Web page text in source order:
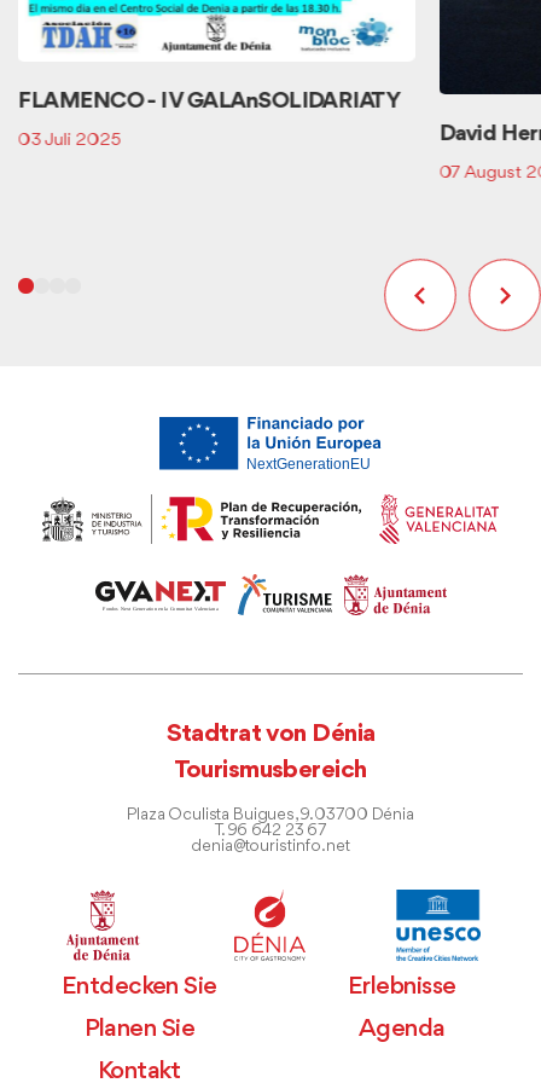
FLAMENCO - I V GALAnSOLIDARIATY
03 Juli 2025 David
07 August
Stadtrat von Dénia
Tourismusbereich
Plaza Oculista Buigues, 9. 03700 Dénia
T. 96 642 23 67
denia@touristinfo.net
Entdecken Sie
Erlebnisse
Planen Sie
Agenda
Kontakt